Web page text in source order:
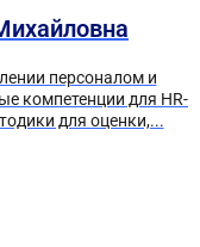
персоналом и
компетенции для HR-
для оценки,...